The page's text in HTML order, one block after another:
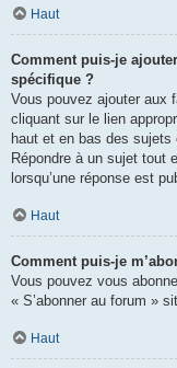
Haut
Comment puis-je
spécifique ?
Vous pouvez ajouter aux
cliquant sur le lien
haut et en bas des
Répondre à un sujet tout
lorsqu’une réponse est
Haut
Comment puis-je
Vous pouvez vous
« S’abonner au forum »
Haut